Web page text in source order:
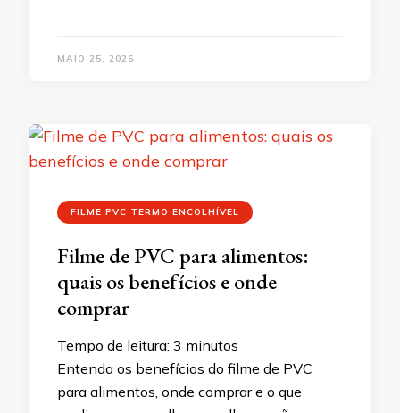
MAIO 25, 2026
FILME PVC TERMO ENCOLHÍVEL
Filme de PVC para alimentos:
quais os benefícios e onde
comprar
Tempo de leitura: 3 minutos
Entenda os benefícios do filme de PVC
para alimentos, onde comprar e o que